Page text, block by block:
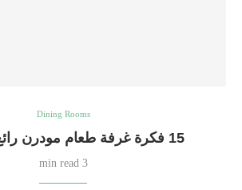
Dining Rooms
15 فكرة غرفة طعام مودرن رائع وبسيطة
3 min read